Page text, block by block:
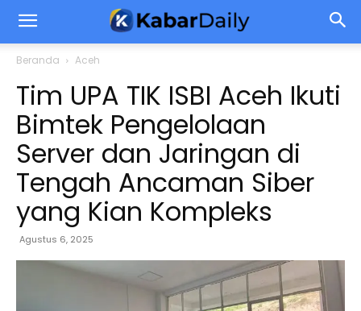
Beranda Aceh
Tim UPA TIK ISBI Aceh Ikuti
Bimtek Pengelolaan
Server dan Jaringan di
Tengah Ancaman Siber
yang Kian Kompleks
Agustus 6, 2025